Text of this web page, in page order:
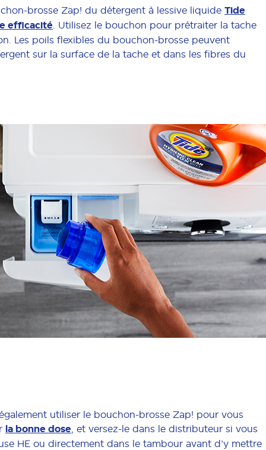
brosse Zap! du détergent à lessive liquide Tide
efficacité . Utilisez le bouchon pour prétraiter la tache
Les poils flexibles du bouchon-brosse peuvent
sur la surface de la tache et dans les fibres du
utiliser le bouchon-brosse Zap! pour vous
la bonne dose , et versez-le dans le distributeur si vous
HE ou directement dans le tambour avant d’y mettre